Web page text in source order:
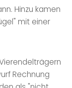
Hinzu kamen
mit einer
Rechnung